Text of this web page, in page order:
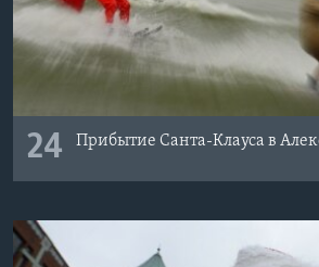
24 Прибытие Санта-Клауса в